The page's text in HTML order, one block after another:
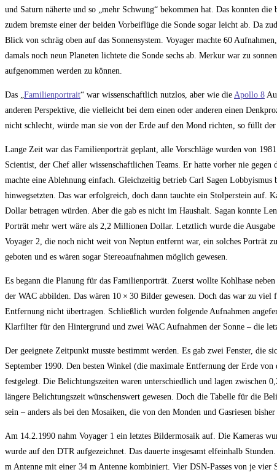
und Saturn näherte und so „mehr Schwung“ bekommen hat. Das konnten
zudem bremste einer der beiden Vorbeiflüge die Sonde sogar leicht ab. Da
Blick von schräg oben auf das Sonnensystem. Voyager machte 60
damals noch neun Planeten lichtete die Sonde sechs ab. Merkur war zu
aufgenommen werden zu können.
Das „Familienportrait“ war wissenschaftlich nutzlos, aber wie die Apollo 8
anderen Perspektive, die vielleicht bei dem einen oder anderen einen
nicht schlecht, würde man sie von der Erde auf den Mond richten, so füllt
Lange Zeit war das Familienporträt geplant, alle Vorschläge wurden von
Scientist, der Chef aller wissenschaftlichen Teams. Er hatte vorher nie gegen
machte eine Ablehnung einfach. Gleichzeitig betrieb Carl Sagen
hinwegsetzten. Das war erfolgreich, doch dann tauchte ein Stolperstein auf.
Dollar betragen würden. Aber die gab es nicht im Haushalt. Sagan konnte
Porträt mehr wert wäre als 2,2 Millionen Dollar. Letztlich wurde die
Voyager 2, die noch nicht weit von Neptun entfernt war, ein solches Porträt
geboten und es wären sogar Stereoaufnahmen möglich gewesen.
Es begann die Planung für das Familienporträt. Zuerst wollte Kohlhase
der WAC abbilden. Das wären 10 × 30 Bilder gewesen. Doch das war zu
Entfernung nicht übertragen. Schließlich wurden folgende Aufnahmen
Klarfilter für den Hintergrund und zwei WAC Aufnahmen der Sonne – die
Der geeignete Zeitpunkt musste bestimmt werden. Es gab zwei Fenster, die
September 1990. Den besten Winkel (die maximale Entfernung der Erde
festgelegt. Die Belichtungszeiten waren unterschiedlich und lagen zwischen
längere Belichtungszeit wünschenswert gewesen. Doch die Tabelle für die
sein – anders als bei den Mosaiken, die von den Monden und Gasriesen
Am 14.2.1990 nahm Voyager 1 ein letztes Bildermosaik auf. Die Kameras
wurde auf den DTR aufgezeichnet. Das dauerte insgesamt elfeinhalb
m Antenne mit einer 34 m Antenne kombiniert. Vier DSN-Passes von je